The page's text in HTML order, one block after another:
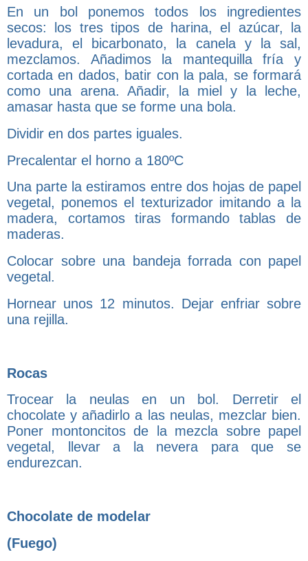
En un bol ponemos todos los ingredientes
secos: los tres tipos de harina, el azúcar, la
levadura, el bicarbonato, la canela y la sal,
mezclamos. Añadimos la mantequilla fría y
cortada en dados, batir con la pala, se formará
como una arena. Añadir, la miel y la leche,
amasar hasta que se forme una bola.
Dividir en dos partes iguales.
Precalentar el horno a 180ºC
Una parte la estiramos entre dos hojas de papel
vegetal, ponemos el texturizador imitando a la
madera, cortamos tiras formando tablas de
maderas.
Colocar sobre una bandeja forrada con papel
vegetal.
Hornear unos 12 minutos. Dejar enfriar sobre
una rejilla.
Rocas
Trocear la neulas en un bol. Derretir el
chocolate y añadirlo a las neulas, mezclar bien.
Poner montoncitos de la mezcla sobre papel
vegetal, llevar a la nevera para que se
endurezcan.
Chocolate de modelar
(Fuego)